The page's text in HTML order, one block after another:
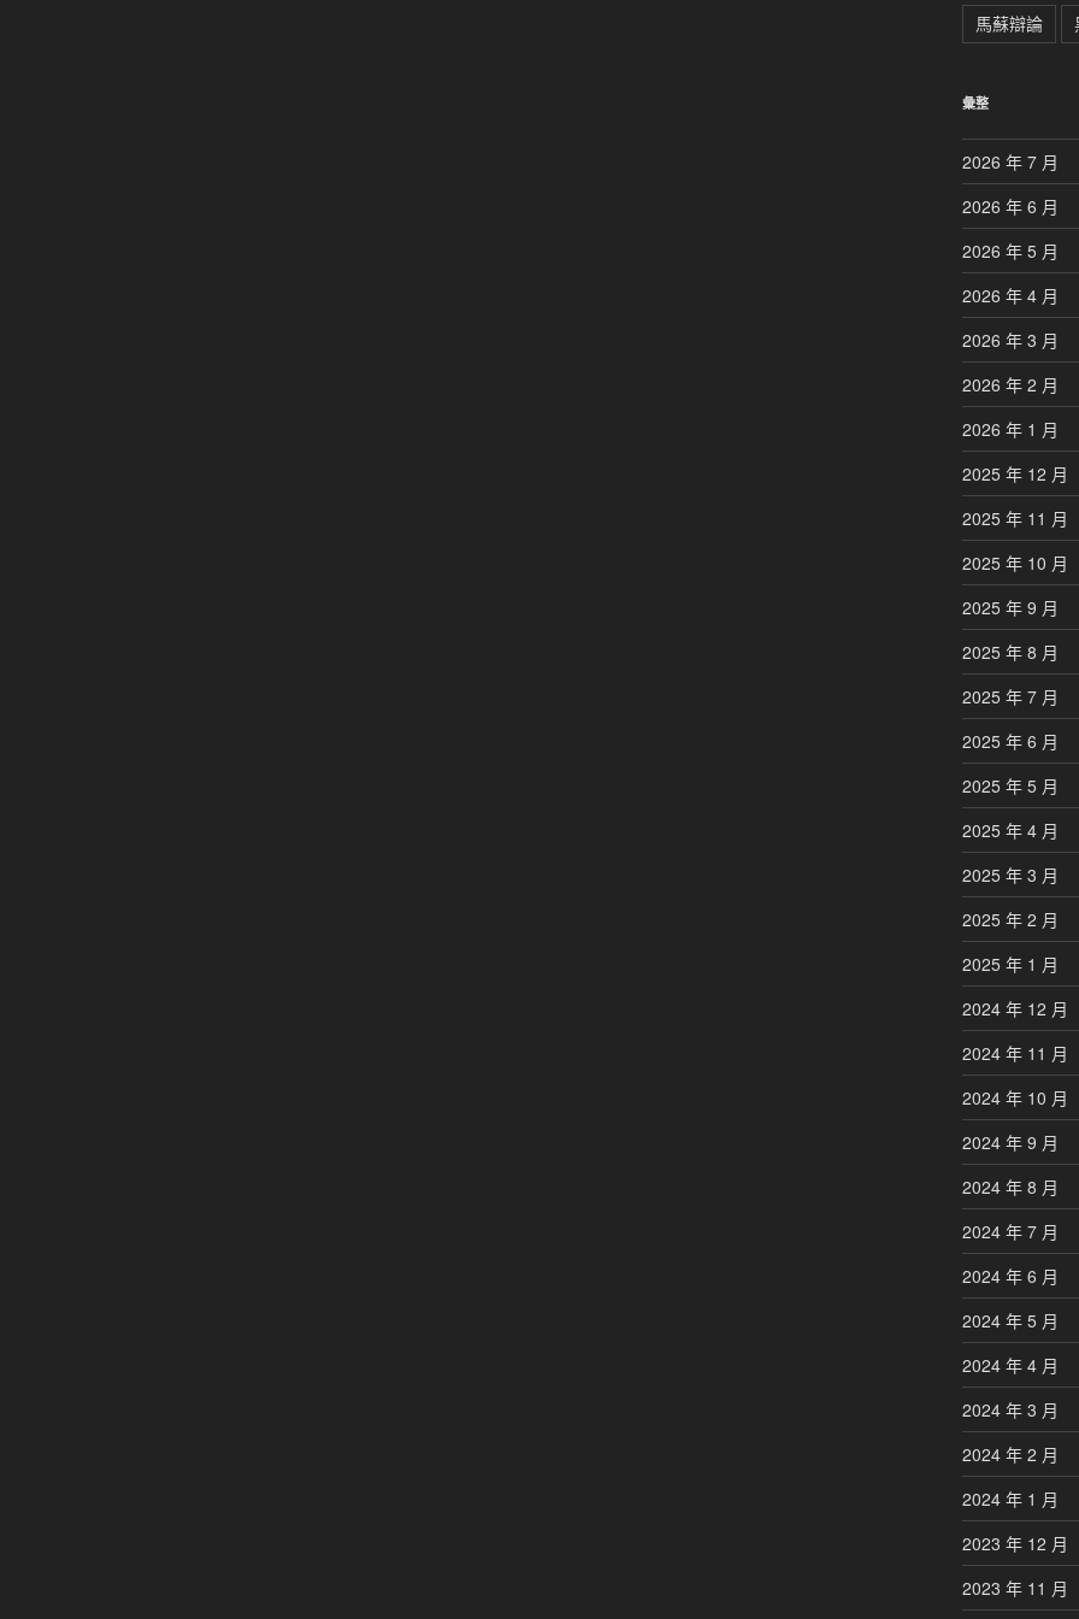
馬蘇辯論
彙整
2026 年 7 月
2026 年 6 月
2026 年 5 月
2026 年 4 月
2026 年 3 月
2026 年 2 月
2026 年 1 月
2025 年 12 月
2025 年 11 月
2025 年 10 月
2025 年 9 月
2025 年 8 月
2025 年 7 月
2025 年 6 月
2025 年 5 月
2025 年 4 月
2025 年 3 月
2025 年 2 月
2025 年 1 月
2024 年 12 月
2024 年 11 月
2024 年 10 月
2024 年 9 月
2024 年 8 月
2024 年 7 月
2024 年 6 月
2024 年 5 月
2024 年 4 月
2024 年 3 月
2024 年 2 月
2024 年 1 月
2023 年 12 月
2023 年 11 月